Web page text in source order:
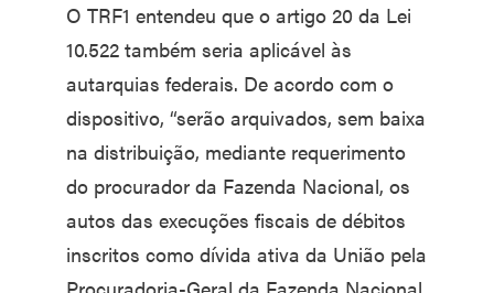
O TRF1 entendeu que o artigo 20 da Lei
10.522 também seria aplicável às
autarquias federais. De acordo com o
dispositivo, “serão arquivados, sem baixa
na distribuição, mediante requerimento
do procurador da Fazenda Nacional, os
autos das execuções fiscais de débitos
inscritos como dívida ativa da União pela